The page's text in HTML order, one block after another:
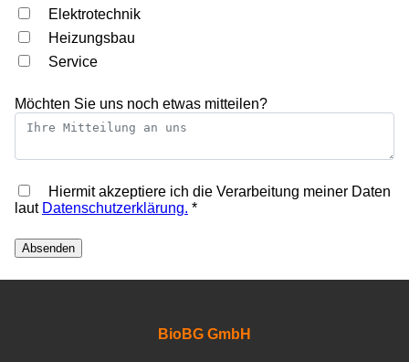
Elektrotechnik
Heizungsbau
Service
Möchten Sie uns noch etwas mitteilen?
Hiermit akzeptiere ich die Verarbeitung meiner Daten
laut Datenschutzerklärung. *
Absenden
BioBG GmbH